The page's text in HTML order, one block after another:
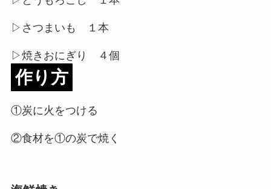
▷さつまいも １本
▷焼きおにぎり ４個
作り方
①炭に火をつける
②食材を①の炭で焼く